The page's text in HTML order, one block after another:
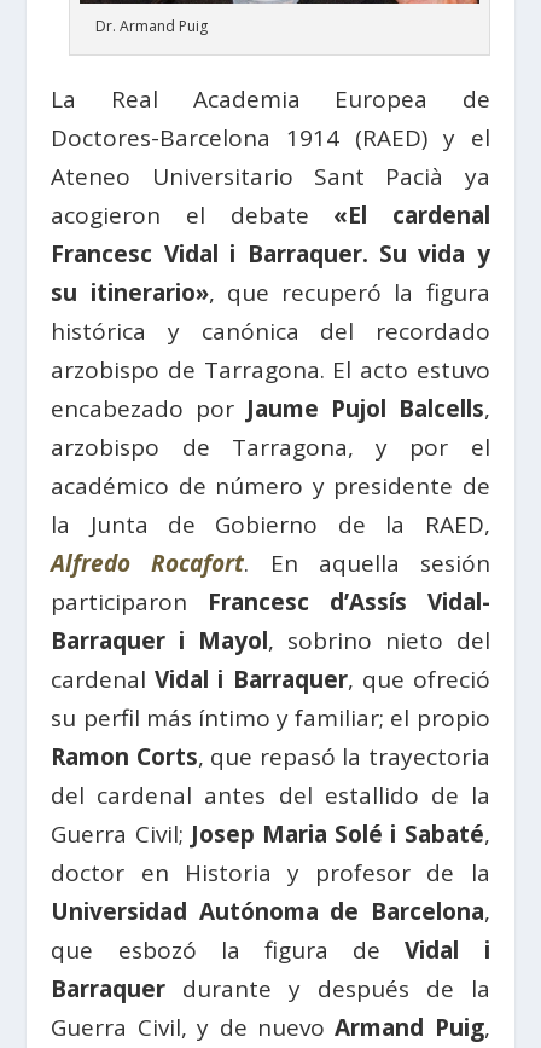
Dr. Armand Puig
La Real Academia Europea de
Doctores-Barcelona 1914 (RAED) y el
Ateneo Universitario Sant Pacià ya
acogieron el debate «El cardenal
Francesc Vidal i Barraquer. Su vida y
su itinerario», que recuperó la figura
histórica y canónica del recordado
arzobispo de Tarragona. El acto estuvo
encabezado por Jaume Pujol Balcells,
arzobispo de Tarragona, y por el
académico de número y presidente de
la Junta de Gobierno de la RAED,
Alfredo Rocafort. En aquella sesión
participaron Francesc d’Assís Vidal-
Barraquer i Mayol, sobrino nieto del
cardenalVidal i Barraquer, que ofreció
su perfil más íntimo y familiar; el propio
Ramon Corts, que repasó la trayectoria
del cardenal antes del estallido de la
Guerra Civil; Josep Maria Solé i Sabaté,
doctor en Historia y profesor de la
Universidad Autónoma de Barcelona,
que esbozó la figura deVidal i
Barraquer durante y después de la
Guerra Civil, y de nuevoArmand Puig,